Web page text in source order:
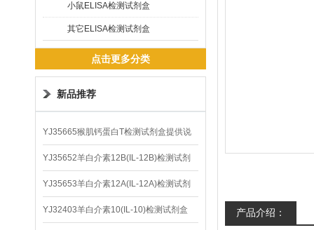
小鼠ELISA检测试剂盒
其它ELISA检测试剂盒
点击更多分类
新品推荐
YJ35665猴肌钙蛋白T检测试剂盒提供说
明书
YJ35652羊白介素12B(IL-12B)检测试剂
盒
YJ35653羊白介素12A(IL-12A)检测试剂
盒
YJ32403羊白介素10(IL-10)检测试剂盒 产品介绍：